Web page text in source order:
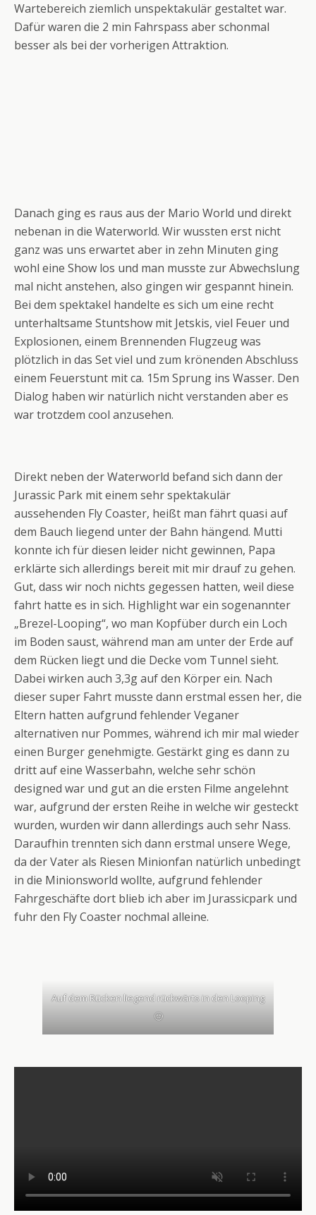
Wartebereich ziemlich unspektakulär gestaltet war.
Dafür waren die 2 min Fahrspass aber schonmal
besser als bei der vorherigen Attraktion.
Danach ging es raus aus der Mario World und direkt
nebenan in die Waterworld. Wir wussten erst nicht
ganz was uns erwartet aber in zehn Minuten ging
wohl eine Show los und man musste zur Abwechslung
mal nicht anstehen, also gingen wir gespannt hinein.
Bei dem spektakel handelte es sich um eine recht
unterhaltsame Stuntshow mit Jetskis, viel Feuer und
Explosionen, einem Brennenden Flugzeug was
plötzlich in das Set viel und zum krönenden Abschluss
einem Feuerstunt mit ca. 15m Sprung ins Wasser. Den
Dialog haben wir natürlich nicht verstanden aber es
war trotzdem cool anzusehen.
Direkt neben der Waterworld befand sich dann der
Jurassic Park mit einem sehr spektakulär
aussehenden Fly Coaster, heißt man fährt quasi auf
dem Bauch liegend unter der Bahn hängend. Mutti
konnte ich für diesen leider nicht gewinnen, Papa
erklärte sich allerdings bereit mit mir drauf zu gehen.
Gut, dass wir noch nichts gegessen hatten, weil diese
fahrt hatte es in sich. Highlight war ein sogenannter
„Brezel-Looping“, wo man Kopfüber durch ein Loch
im Boden saust, während man am unter der Erde auf
dem Rücken liegt und die Decke vom Tunnel sieht.
Dabei wirken auch 3,3g auf den Körper ein. Nach
dieser super Fahrt musste dann erstmal essen her, die
Eltern hatten aufgrund fehlender Veganer
alternativen nur Pommes, während ich mir mal wieder
einen Burger genehmigte. Gestärkt ging es dann zu
dritt auf eine Wasserbahn, welche sehr schön
designed war und gut an die ersten Filme angelehnt
war, aufgrund der ersten Reihe in welche wir gesteckt
wurden, wurden wir dann allerdings auch sehr Nass.
Daraufhin trennten sich dann erstmal unsere Wege,
da der Vater als Riesen Minionfan natürlich unbedingt
in die Minionsworld wollte, aufgrund fehlender
Fahrgeschäfte dort blieb ich aber im Jurassicpark und
fuhr den Fly Coaster nochmal alleine.
Auf dem Rücken liegend rückwärts in den Looping
🤢